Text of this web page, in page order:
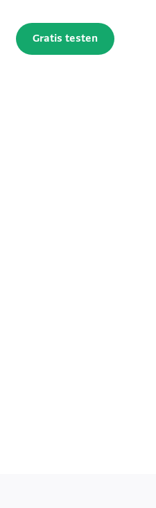
Gratis testen